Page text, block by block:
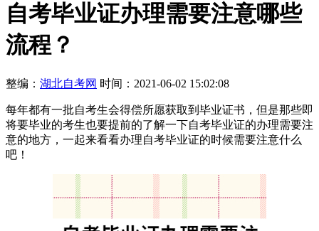
自考毕业证办理需要注意哪些
流程？
整编： 湖北自考网 时间：2021-06-02 15:02:08
每年都有一批自考生会得偿所愿获取到毕业证书，但是那些即
将要毕业的考生也要提前的了解一下自考毕业证的办理需要注
意的地方，一起来看看办理自考毕业证的时候需要注意什么
吧！